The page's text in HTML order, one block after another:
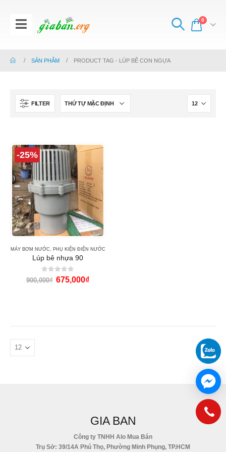
0
SẢN PHẨM PRODUCT TAG - LÚP BÊ CON NGỰA
FILTER
-25%
MÁY BƠM NƯỚC PHỤ KIỆN ĐIỆN NƯỚC
Lúp bê nhựa 90
0out of 5
900,000₫ 675,000₫
GIA BAN
Công ty TNHH Alo Mua Bán
Trụ Sở: 39/14A Phú Thọ, Phường Minh Phụng, TP.HCM